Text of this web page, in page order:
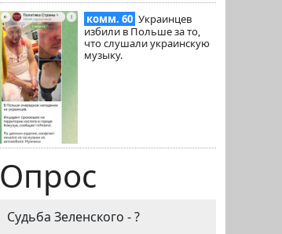
комм. 60 Украинцев
избили в Польше за то,
что слушали украинскую
музыку.
Опрос
Судьба Зеленского - ?